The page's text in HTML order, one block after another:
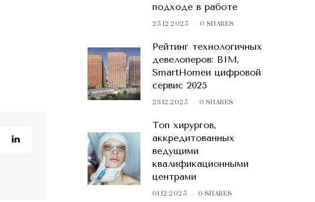
подходе в работе
25.12.2025 0 SHARES
Рейтинг технологичных
девелоперов: BIM,
SmartHomeи цифровой
сервис 2025
23.12.2025 0 SHARES
Топ хирургов,
аккредитованных
ведущими
квалификационными
центрами
01.12.2025 0 SHARES